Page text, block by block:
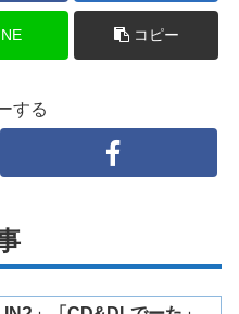
コピー
する